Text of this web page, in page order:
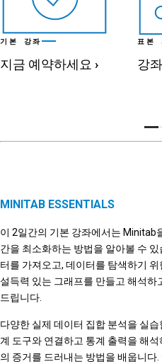
기본 강좌
지금 예약하세요 ›
표본
강
MINITAB ESSENTIALS
이 2일간의 기본 강좌에서는 Minitab
간을 최소화하는 방법을 알아볼 수
터를 가져오고, 데이터를 탐색하기
설득력 있는 그래프를 만들고 해석하
드립니다.
다양한 실제 데이터 집합 분석을 실
계 도구와 연결하고 통계 출력을 해
의 증거를 드러내는 방법을 배웁니다